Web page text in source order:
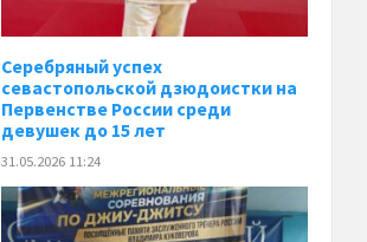
Серебряный успех
севастопольской дзюдоистки на
Первенстве России среди
девушек до 15 лет
31.05.2026 11:24